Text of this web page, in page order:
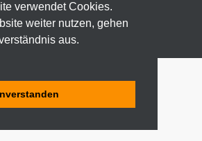
verwendet Cookies.
weiter nutzen, gehen
aus.
- ALLE RECHTE VORBEHALTEN